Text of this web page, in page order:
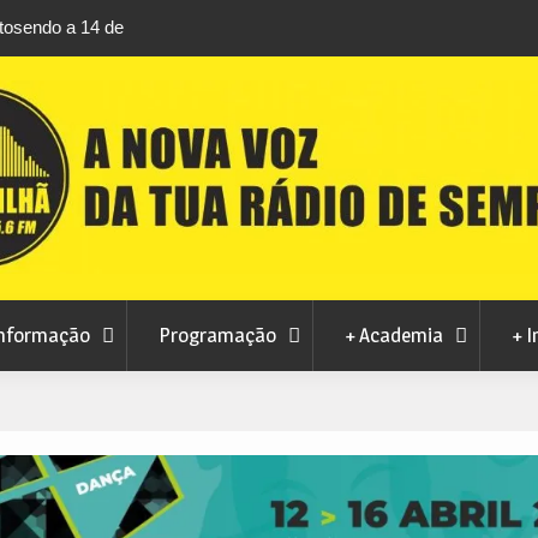
em Manteigas avança
de penalizações
Maravilhas de Portugal
Programação + Academia +